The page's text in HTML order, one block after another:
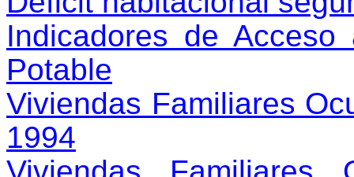
Indicadores de
Potable
Viviendas Familiares
1994